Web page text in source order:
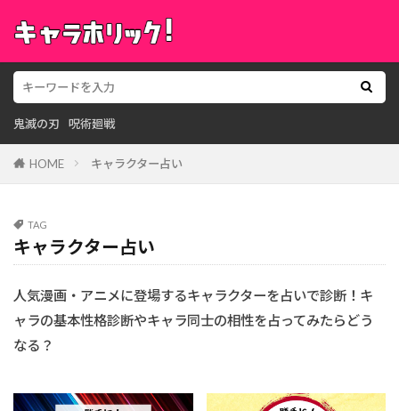
鬼滅の刃 呪術廻戦
HOME キャラクター占い
TAG
キャラクター占い
人気漫画・アニメに登場するキャラクターを占いで診断！キ
ャラの基本性格診断やキャラ同士の相性を占ってみたらどう
なる？